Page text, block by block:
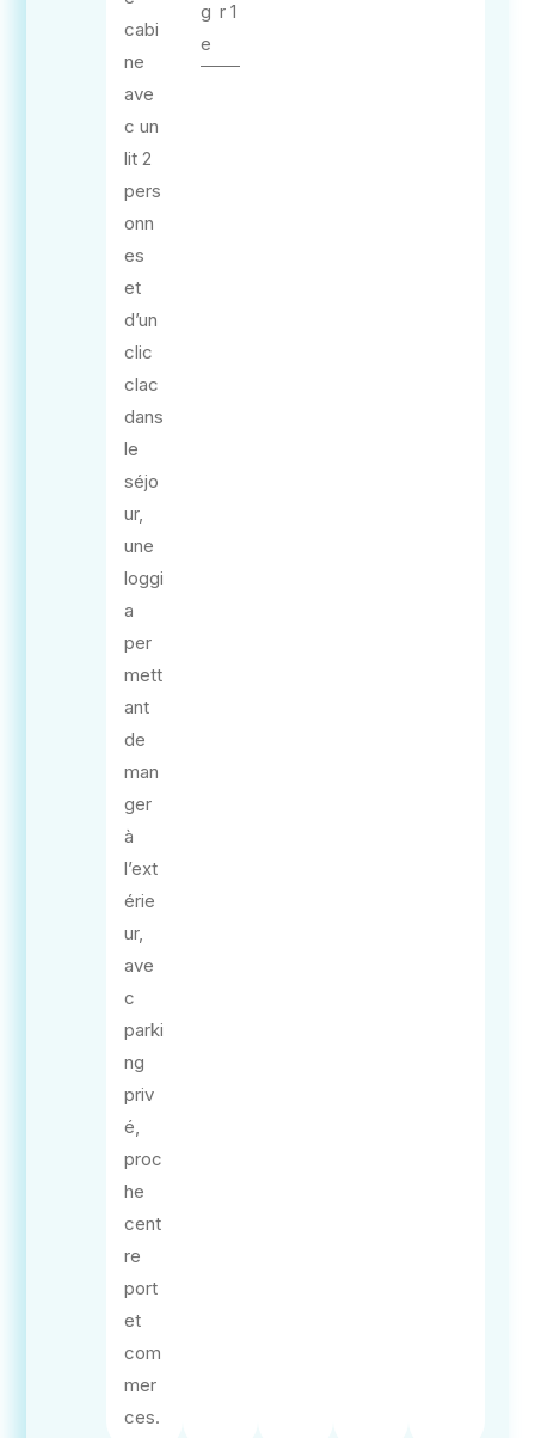
cabi
ne
ave
c un
lit 2
pers
onn
es
et
d’un
clic
clac
dans
le
séjo
ur,
une
loggi
a
per
mett
ant
de
man
ger
à
l’ext
érie
ur,
ave
c
parki
ng
priv
é,
proc
he
cent
re
port
et
com
mer
ces.
g
e
r 1